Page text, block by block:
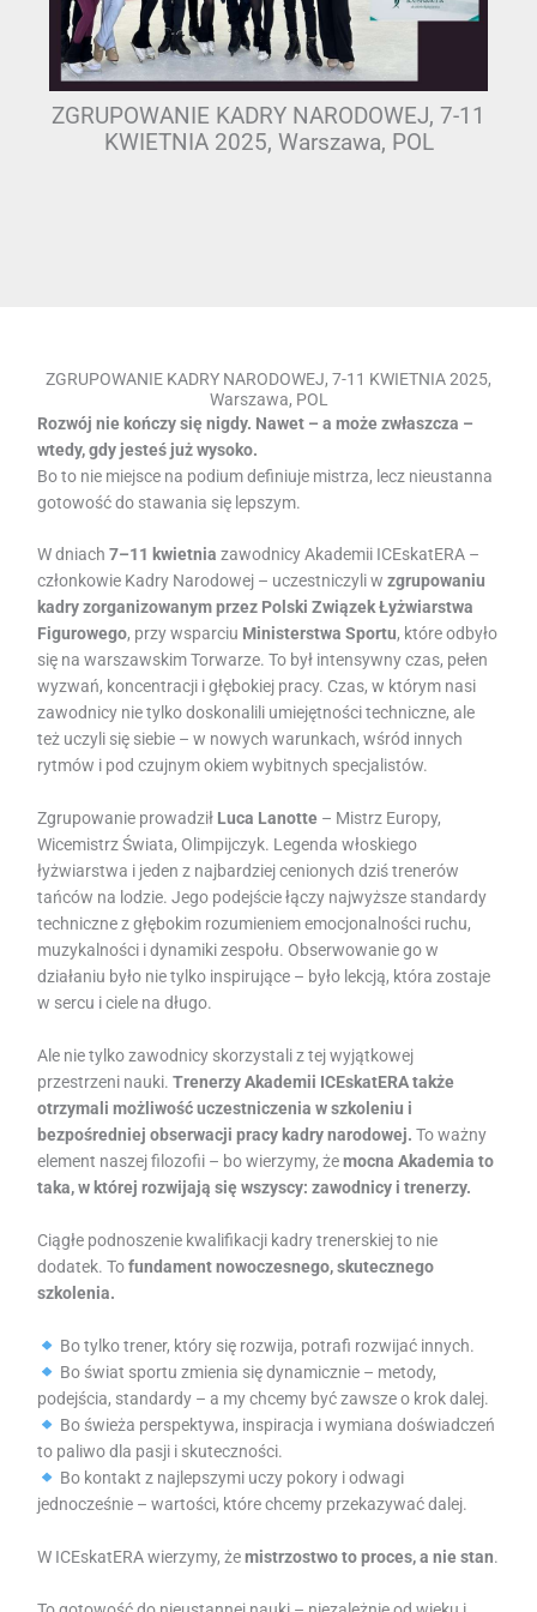
ZGRUPOWANIE KADRY NARODOWEJ, 7-11
KWIETNIA 2025, Warszawa, POL
ZGRUPOWANIE KADRY NARODOWEJ, 7-11 KWIETNIA 2025,
Warszawa, POL
Rozwój nie kończy się nigdy. Nawet – a może zwłaszcza –
wtedy, gdy jesteś już wysoko.
Bo to nie miejsce na podium definiuje mistrza, lecz nieustanna
gotowość do stawania się lepszym.
W dniach7–11 kwietnia zawodnicy Akademii ICEskatERA –
członkowie Kadry Narodowej – uczestniczyli wzgrupowaniu
kadry zorganizowanym przez Polski Związek Łyżwiarstwa
Figurowego, przy wsparciu Ministerstwa Sportu, które odbyło
się na warszawskim Torwarze. To był intensywny czas, pełen
wyzwań, koncentracji i głębokiej pracy. Czas, w którym nasi
zawodnicy nie tylko doskonalili umiejętności techniczne, ale
też uczyli się siebie – w nowych warunkach, wśród innych
rytmów i pod czujnym okiem wybitnych specjalistów.
Zgrupowanie prowadził Luca Lanotte – Mistrz Europy,
Wicemistrz Świata, Olimpijczyk. Legenda włoskiego
łyżwiarstwa i jeden z najbardziej cenionych dziś trenerów
tańców na lodzie. Jego podejście łączy najwyższe standardy
techniczne z głębokim rozumieniem emocjonalności ruchu,
muzykalności i dynamiki zespołu. Obserwowanie go w
działaniu było nie tylko inspirujące – było lekcją, która zostaje
w sercu i ciele na długo.
Ale nie tylko zawodnicy skorzystali z tej wyjątkowej
przestrzeni nauki.Trenerzy Akademii ICEskatERA także
otrzymali możliwość uczestniczenia w szkoleniu i
bezpośredniej obserwacji pracy kadry narodowej.To ważny
element naszej filozofii – bo wierzymy, żemocna Akademia to
taka, w której rozwijają się wszyscy: zawodnicy i trenerzy.
Ciągłe podnoszenie kwalifikacji kadry trenerskiej to nie
dodatek. Tofundament nowoczesnego, skutecznego
szkolenia.
Bo tylko trener, który się rozwija, potrafi rozwijać innych.
Bo świat sportu zmienia się dynamicznie – metody,
podejścia, standardy – a my chcemy być zawsze o krok dalej.
Bo świeża perspektywa, inspiracja i wymiana doświadczeń
to paliwo dla pasji i skuteczności.
Bo kontakt z najlepszymi uczy pokory i odwagi
jednocześnie – wartości, które chcemy przekazywać dalej.
W ICEskatERA wierzymy, żemistrzostwo to proces, a nie stan.